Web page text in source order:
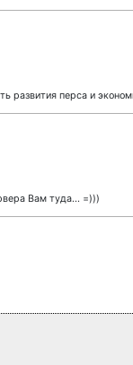
развития перса и
Вам туда... =)))